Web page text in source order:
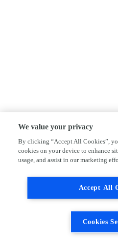
We value your privacy
By clicking “Accept All Cookies”,
cookies on your device to enhance
usage, and assist in our marketing
Accept All
Cookies